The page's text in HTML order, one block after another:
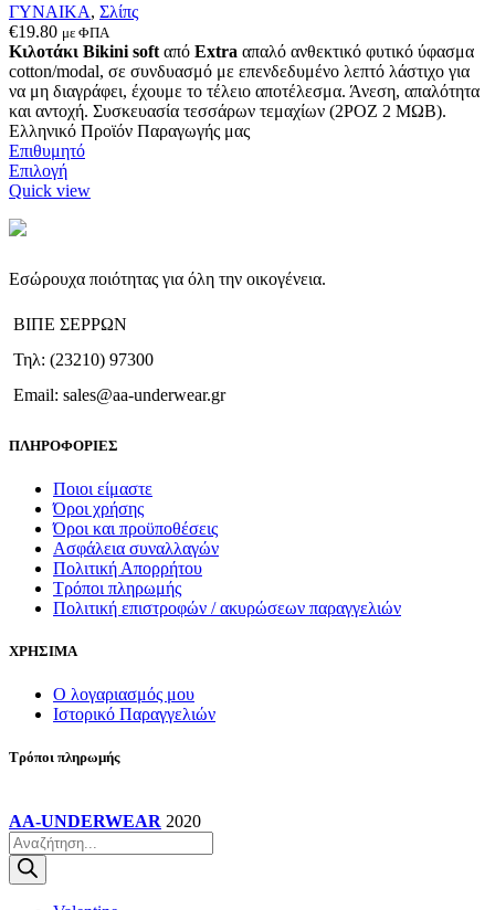
σελίδα
του
προϊόντος
ΓΥΝΑΙΚΑ, Σλίπς
€19.80 με ΦΠΑ
Κιλοτάκι Bikini soft από Extra απαλό ανθεκτικό φυτικό ύφασμα
cotton/modal, σε συνδυασμό με επενδεδυμένο λεπτό λάστιχο για
να μη διαγράφει, έχουμε το τέλειο αποτέλεσμα. Άνεση, απαλότητα
και αντοχή. Συσκευασία τεσσάρων τεμαχίων (2ΡΟΖ 2 ΜΩΒ).
Ελληνικό Προϊόν Παραγωγής μας
Επιθυμητό
ΕπιλογήΑυτό
το
παραλλαγές.
Οι
μπορούν
επιλεγούν
στη
σελίδα
προϊόντος
Quick view
Εσώρουχα ποιότητας για όλη την οικογένεια.
ΒΙΠΕ ΣΕΡΡΩΝ
Τηλ: (23210) 97300
Email: sales@aa-underwear.gr
ΠΛΗΡΟΦΟΡΙΕΣ
Ποιοι είμαστε
Όροι χρήσης
Όροι και προϋποθέσεις
Ασφάλεια συναλλαγών
Πολιτική Απορρήτου
Τρόποι πληρωμής
Πολιτική επιστροφών / ακυρώσεων παραγγελιών
ΧΡΗΣΙΜΑ
Ο λογαριασμός μου
Ιστορικό Παραγγελιών
Τρόποι πληρωμής
AA-UNDERWEAR 2020
Products
search